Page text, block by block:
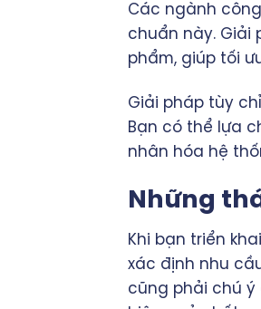
Các ngành
chuẩn này. Giải
phẩm, giúp tối
Giải pháp tùy
Bạn có thể lựa
nhân hóa hệ
Những
Khi bạn triển
xác định nhu
cũng phải chú